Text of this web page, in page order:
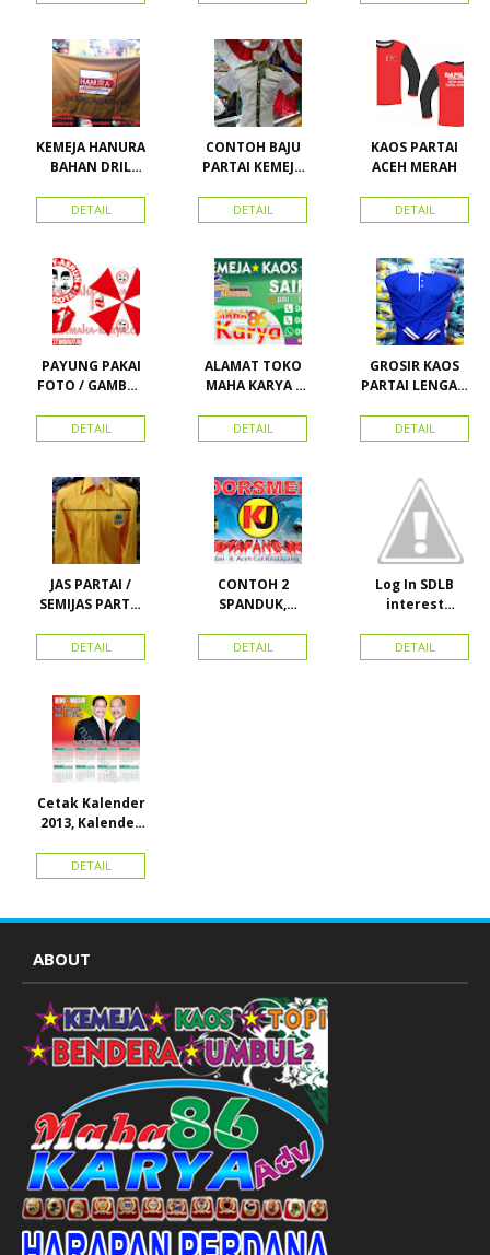
Vector
Kemeja
imsakiyah di
Karya Online
Advertising
Pasar Senen
KEMEJA HANURA
BAHAN DRIL
HANURA
DETAIL
CONTOH BAJU
PARTAI KEMEJA
SEMUA ATRIBUT
PARTAI
DETAIL
KAOS PARTAI
ACEH MERAH
DETAIL
PAYUNG PAKAI
FOTO / GAMBAR
KAMPANYE,
PARTAI DAN
DETAIL
ALAMAT TOKO
MAHA KARYA /
PERDANA 411
DETAIL
GROSIR KAOS
PARTAI LENGAN
MURAH
LACOSTE SEMUA
STOK
DETAIL
JAS PARTAI /
SEMIJAS PARTAI
DETAIL
CONTOH 2
SPANDUK,
KARTU NAMA
DETAIL
Log In SDLB
interest
DETAIL
Cetak Kalender
2013, Kalender
2015 dan
atribut partai
DETAIL
ABOUT